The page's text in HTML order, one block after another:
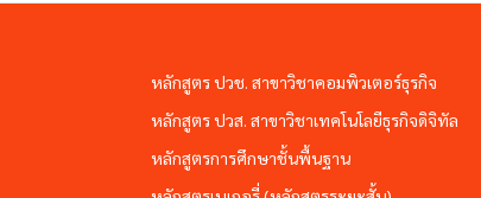
หลักสูตร ปวช. สาขาวิชาคอมพิวเตอร์ธุรกิจ
หลักสูตร ปวส. สาขาวิชาเทคโนโลยีธุรกิจดิจิทัล
หลักสูตรการศึกษาชั้นพื้นฐาน